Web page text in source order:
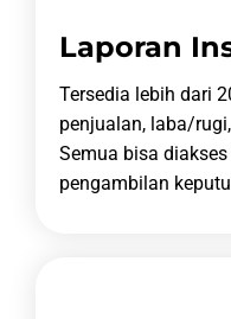
Laporan
Tersedia lebih dari
penjualan, laba/
Semua bisa
pengambilan